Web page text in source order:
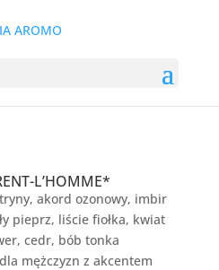
L’HOMME*
akord ozonowy, imbir
pieprz, liście fiołka, kwiat
cedr, bób tonka
mężczyzn z akcentem